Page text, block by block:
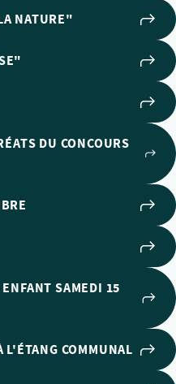
NATURE"
DU CONCOURS
SAMEDI 15
L'ÉTANG COMMUNAL